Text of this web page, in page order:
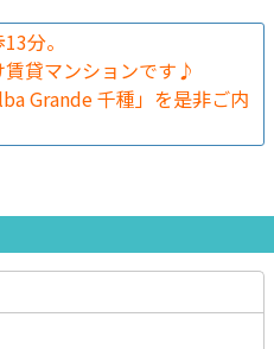
分。
貸マンションです♪
Grande 千種」を是非ご内